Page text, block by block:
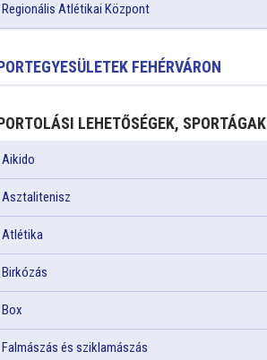
Regionális Atlétikai Központ
FEHÉRVÁRON
LEHETŐSÉGEK, SPORTÁGAK
Aikido
Asztalitenisz
Atlétika
Birkózás
Box
Falmászás és sziklamászás